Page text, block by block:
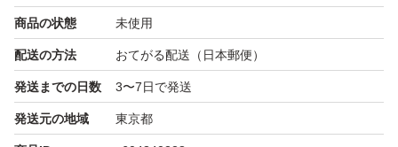
商品の状態 未使用
配送の方法 おてがる配送（日本郵便）
発送までの日数 3〜7日で発送
発送元の地域 東京都